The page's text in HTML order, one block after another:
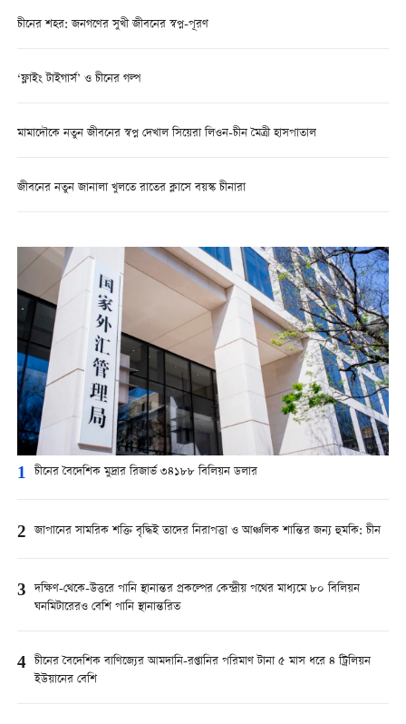
চীনের শহর: জনগণের সুখী জীবনের স্বপ্ন-পূরণ
‘ফ্লাইং টাইগার্স’ ও চীনের গল্প
মামাদৌকে নতুন জীবনের স্বপ্ন দেখাল সিয়েরা লিওন-চীন মৈত্রী হাসপাতাল
জীবনের নতুন জানালা খুলতে রাতের ক্লাসে বয়স্ক চীনারা
1 চীনের বৈদেশিক মুদ্রার রিজার্ভ ৩৪১৮৮ বিলিয়ন ডলার
2 জাপানের সামরিক শক্তি বৃদ্ধিই তাদের নিরাপত্তা ও আঞ্চলিক শান্তির জন্য হুমকি: চীন
3 দক্ষিণ-থেকে-উত্তরে পানি স্থানান্তর প্রকল্পের কেন্দ্রীয় পথের মাধ্যমে ৮০ বিলিয়ন
ঘনমিটারেরও বেশি পানি স্থানান্তরিত
4 চীনের বৈদেশিক বাণিজ্যের আমদানি-রপ্তানির পরিমাণ টানা ৫ মাস ধরে ৪ ট্রিলিয়ন
ইউয়ানের বেশি